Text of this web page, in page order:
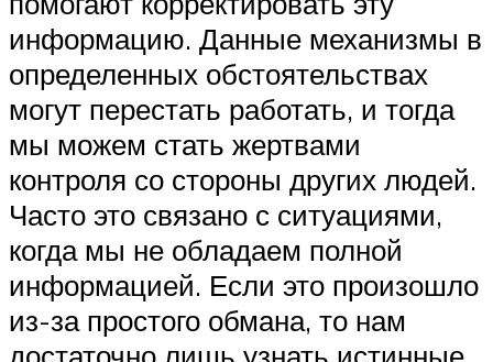
информацию. Данные механизмы в
определенных обстоятельствах
могут перестать работать, и тогда
мы можем стать жертвами
контроля со стороны других людей.
Часто это связано с ситуациями,
когда мы не обладаем полной
информацией. Если это произошло
из-за простого обмана, то нам